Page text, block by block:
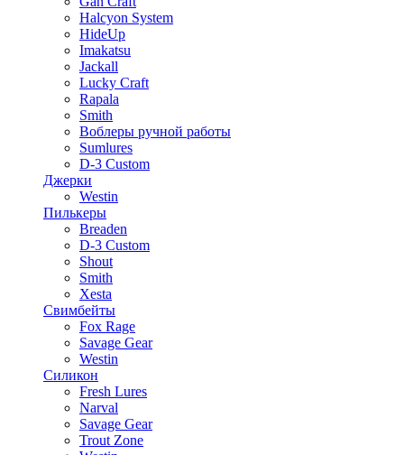
Halcyon System
HideUp
Imakatsu
Jackall
Lucky Craft
Rapala
Smith
Воблеры ручной работы
Sumlures
D-3 Custom
Джерки
Westin
Пилькеры
Breaden
D-3 Custom
Shout
Smith
Xesta
Свимбейты
Fox Rage
Savage Gear
Westin
Силикон
Fresh Lures
Narval
Savage Gear
Trout Zone